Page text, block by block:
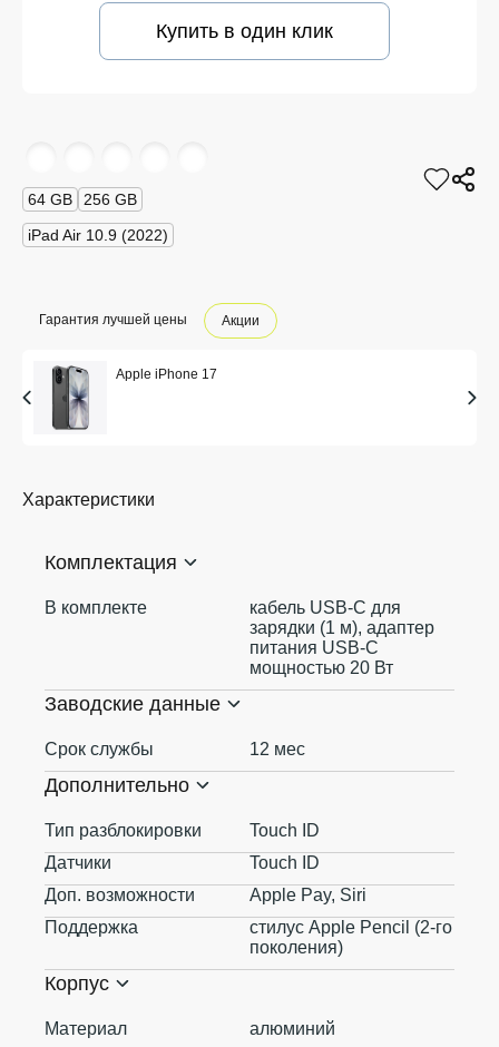
Купить в один клик
64 GB
256 GB
iPad Air 10.9 (2022)
Гарантия лучшей цены Акции
Apple iPhone 17
Характеристики
Комплектация
В комплекте
кабель USB‑C для
зарядки (1 м), адаптер
питания USB‑C
мощностью 20 Вт
Заводские данные
Срок службы 12 мес
Дополнительно
Тип разблокировки
Touch ID
Датчики
Touch ID
Доп. возможности
Apple Pay, Siri
Поддержка
стилус Apple Pencil (2‑го
поколения)
Корпус
Материал
алюминий